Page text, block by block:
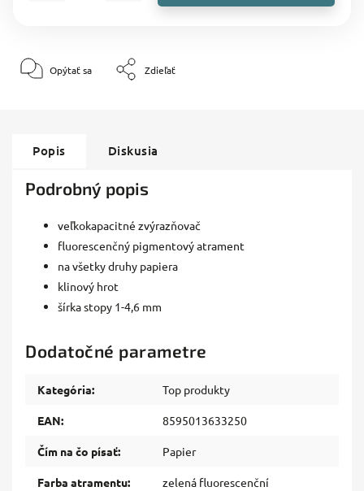
Opýtať sa Zdieľať
Popis Diskusia
Podrobný popis
veľkokapacitné zvýrazňovač
fluorescenčný pigmentový atrament
na všetky druhy papiera
klinový hrot
šírka stopy 1-4,6 mm
Dodatočné parametre
Kategória: Top produkty
EAN: 8595013633250
Čím na čo písať: Papier
Farba atramentu: zelená fluorescenční